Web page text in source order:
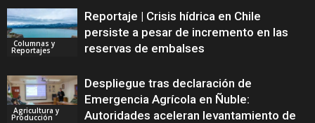
Columnas y
Reportajes
Reportaje | Crisis hídrica en Chile
persiste a pesar de incremento en las
reservas de embalses
Agricultura y
Producción
Despliegue tras declaración de
Emergencia Agrícola en Ñuble:
Autoridades aceleran levantamiento de